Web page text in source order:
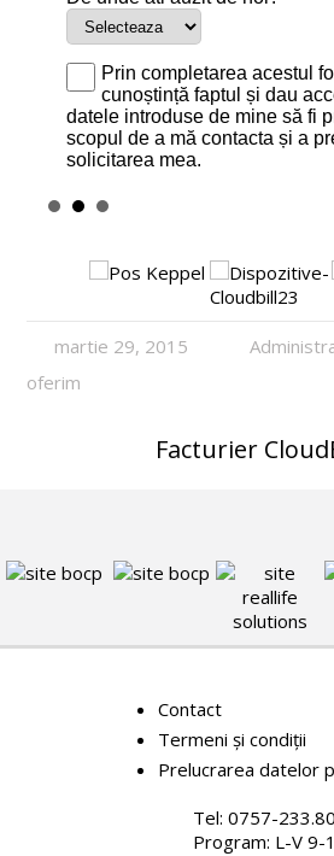
martie 29, 2015
oferim
Facturier
Contact
Termeni și condiții
Prelucrarea datelor
Tel: 0757-
Program: L-V 9-